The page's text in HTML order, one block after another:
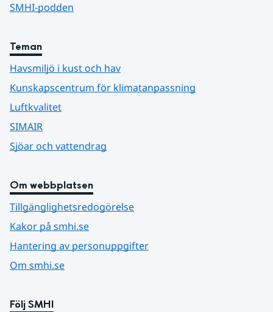
SMHI-podden
Teman
Havsmiljö i kust och hav
Kunskapscentrum för klimatanpassning
Luftkvalitet
SIMAIR
Sjöar och vattendrag
Om webbplatsen
Tillgänglighetsredogörelse
Kakor på smhi.se
Hantering av personuppgifter
Om smhi.se
Följ SMHI